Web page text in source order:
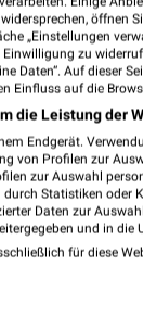
öffnen
„Einstellungen
zu
Daten“. Auf dieser
Einfluss auf die
die Leistung der
Endgerät.
von Profilen zur
zur Auswahl
Statistiken oder
Daten zur
und in die
für diese